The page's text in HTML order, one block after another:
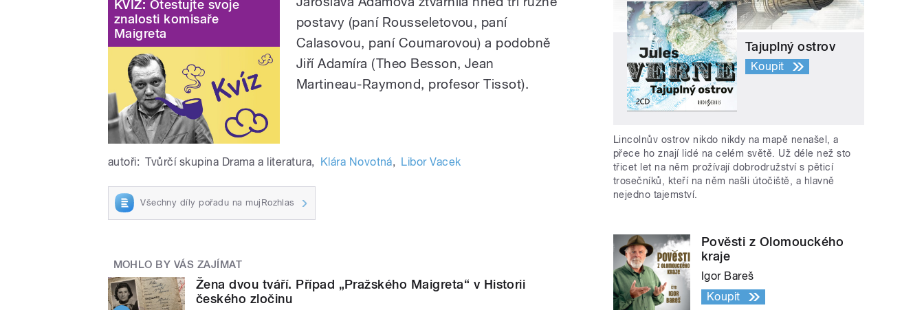
KVÍZ: Otestujte svoje
znalosti komisaře
Maigreta
postavy (paní Rousseletovou, paní
Calasovou, paní Coumarovou) a podobně
Jiří Adamíra (Theo Besson, Jean
Martineau-Raymond, profesor Tissot).
autoři: Tvůrčí skupina Drama a literatura, Klára Novotná, Libor Vacek
Všechny díly pořadu na mujRozhlas
MOHLO BY VÁS ZAJÍMAT
Žena dvou tváří. Případ „Pražského Maigreta“ v Historii
českého zločinu
Tajuplný ostrov
Koupit
Lincolnův ostrov nikdo nikdy na mapě nenašel, a
přece ho znají lidé na celém světě. Už déle než sto
třicet let na něm prožívají dobrodružství s pěticí
trosečníků, kteří na něm našli útočiště, a hlavně
nejedno tajemství.
Pověsti z Olomouckého
kraje
Igor Bareš
Koupit